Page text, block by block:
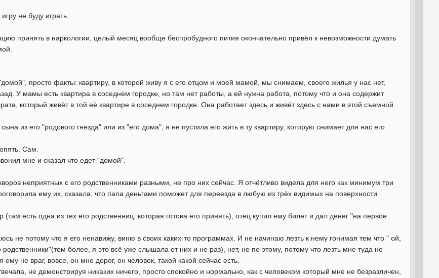
не буду играть.
принять в наркологии, целый месяц вообще беспробудного пития окончательно привёл к невозможности думать
просто факты: квартиру, в которой живу я с его отцом и моей мамой, мы снимаем, своего жилья у нас нет,
У мамы есть квартира в соседнем городке, но там нет работы, а ей нужна работа, потому что и она содержит
который живёт в той её квартире в соседнем городке. Она работает здесь и живёт здесь с нами в этой съемной
из его "родового гнезда" или из "его дома", я не пустила его жить в ту квартиру, которую снимает для нас его
Сам.
мне и сказал что едет "домой".
неприятных с его родственниками разными, не про них сейчас. Я отчётливо видела для него как минимум три
ему их, сказала, что папа деньгами поможет для переезда в любую из трёх видимых на поверхности
есть одна из тех его родственниц, которая готова его принять), отец купил ему билет и дал денег "на первое
не потому что я его ненавижу, виню в своих каких-то программах. И не начинаю лезть к нему гонимая тем что " ой,
более, я это всё уже слышала от них и не раз), нет, не по этому, потому что лезть мне туда не
не враг, вовсе, он мне дорог, он человек, такой какой сейчас есть.
не демонстрируя никаких ничего, просто спокойно и нормально, как с человеком который мне не безразличен,